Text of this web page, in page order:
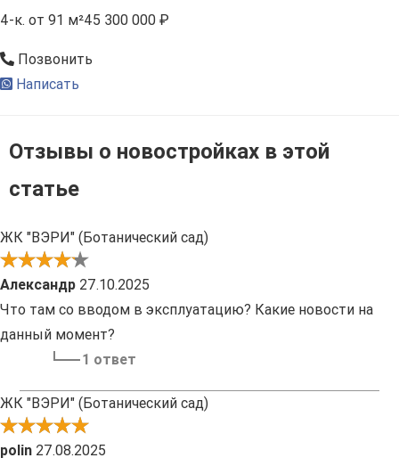
4-к. от 91 м²45 300 000 ₽
Позвонить
Написать
Отзывы о новостройках в этой
статье
ЖК "ВЭРИ" (Ботанический сад)
Александр 27.10.2025
Что там со вводом в эксплуатацию? Какие новости на
данный момент?
1 ответ
ЖК "ВЭРИ" (Ботанический сад)
polin 27.08.2025